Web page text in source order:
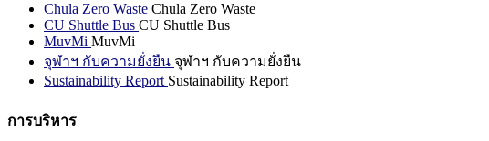
Chula Zero Waste Chula Zero Waste
CU Shuttle Bus CU Shuttle Bus
MuvMi MuvMi
จุฬาฯ กับความยั่งยืน จุฬาฯ กับความยั่งยืน
Sustainability Report Sustainability Report
การบริหาร